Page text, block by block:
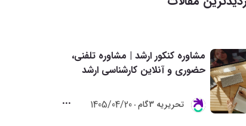
مشاوره کنکور ارشد | مشاوره تلفنی،
حضوری و آنلاین کارشناسی ارشد
تحريريه 3گام 1405/04/20